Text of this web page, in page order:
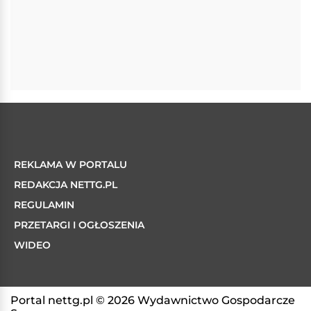
REKLAMA W PORTALU
REDAKCJA NETTG.PL
REGULAMIN
PRZETARGI I OGŁOSZENIA
WIDEO
Portal nettg.pl © 2026 Wydawnictwo Gospodarcze